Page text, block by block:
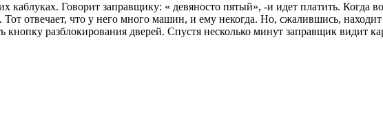
Говорит заправщику: « девяносто пятый», -и идет платить. Когда
отвечает, что у него много машин, и ему некогда. Но, сжалившись,
разблокирования дверей. Спустя несколько минут заправщик видит